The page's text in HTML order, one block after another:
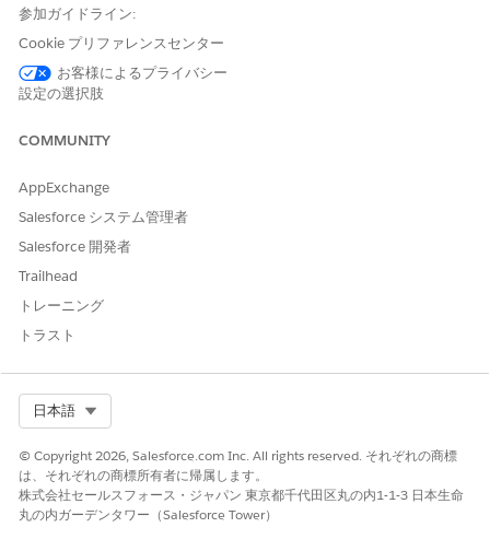
て複数のオブジェクトのフィールドを 1 つのレコードページ
に表示する場合、ディープリンクは親オブジェクト (取引先、
アクションを開始するためのディープリンクは、取引先オブジ
ェクトでのみ使用できます。
ルでのみ使用できます。
この記事で問題は解決されましたか?
参加ガイドライン:
Cookie プリファレンスセンター
お客様によるプライバシー
設定の選択肢
COMMUNITY
AppExchange
Salesforce システム管理者
Salesforce 開発者
Trailhead
トレーニング
トラスト
日本語
© Copyright 2026, Salesforce.com Inc. All rights reserved. それぞれの商標
は、それぞれの商標所有者に帰属します。
株式会社セールスフォース・ジャパン 東京都千代田区丸の内1-1-3 日本生命
丸の内ガーデンタワー（Salesforce Tower）